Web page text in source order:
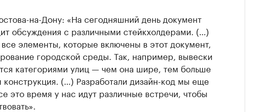
на-Дону: «На сегодняшний день документ
обсуждения с различными стейкхолдерами. (…)
элементы, которые включены в этот документ,
городской среды. Так, например, вывески
категориями улиц — чем она шире, тем больше
(…) Разработали дизайн-код мы еще
это время у нас идут различные встречи, чтобы